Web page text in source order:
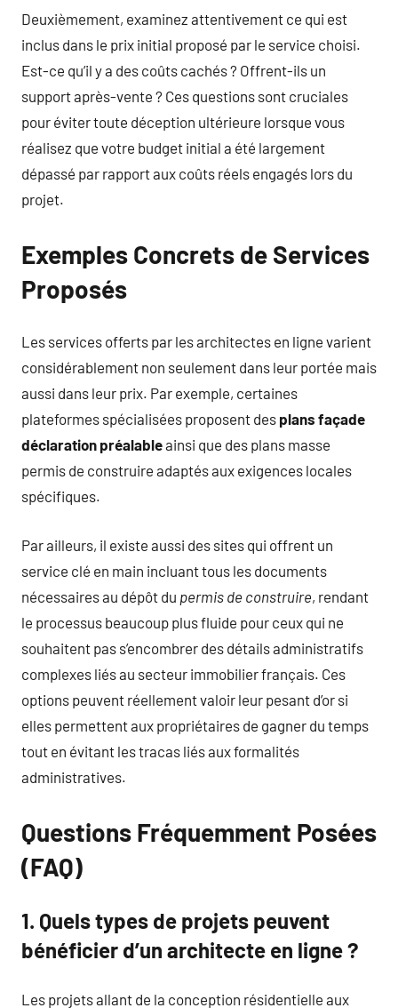
Deuxièmement, examinez attentivement ce qui est
inclus dans le prix initial proposé par le service choisi.
Est-ce qu’il y a des coûts cachés ? Offrent-ils un
support après-vente ? Ces questions sont cruciales
pour éviter toute déception ultérieure lorsque vous
réalisez que votre budget initial a été largement
dépassé par rapport aux coûts réels engagés lors du
projet.
Exemples Concrets de Services
Proposés
Les services offerts par les architectes en ligne varient
considérablement non seulement dans leur portée mais
aussi dans leur prix. Par exemple, certaines
plateformes spécialisées proposent des plans façade
déclaration préalableainsi que des plans masse
permis de construire adaptés aux exigences locales
spécifiques.
Par ailleurs, il existe aussi des sites qui offrent un
service clé en main incluant tous les documents
nécessaires au dépôt du permis de construire, rendant
le processus beaucoup plus fluide pour ceux qui ne
souhaitent pas s’encombrer des détails administratifs
complexes liés au secteur immobilier français. Ces
options peuvent réellement valoir leur pesant d’or si
elles permettent aux propriétaires de gagner du temps
tout en évitant les tracas liés aux formalités
administratives.
Questions Fréquemment Posées
(FAQ)
1. Quels types de projets peuvent
bénéficier d’un architecte en ligne ?
Les projets allant de la conception résidentielle aux